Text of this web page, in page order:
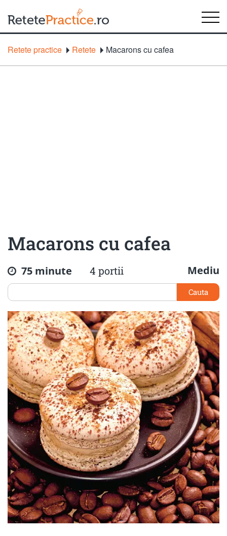
Retete practice Retete Macarons cu cafea
Macarons cu cafea
75 minute 4 portii Mediu
Cauta